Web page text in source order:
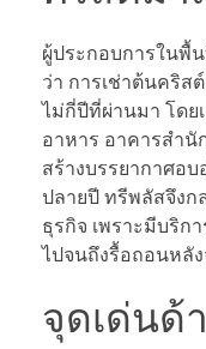
ผู้ประกอบการในพื้
ว่า การเช่าต้นคริ
ไม่กี่ปีที่ผ่านมา โดย
อาหาร อาคารสำนั
สร้างบรรยากาศอ
ปลายปี ทรีพลัสจึงก
ธุรกิจ เพราะมีบริก
ไปจนถึงรื้อถอนหลั
จุดเด่นด้